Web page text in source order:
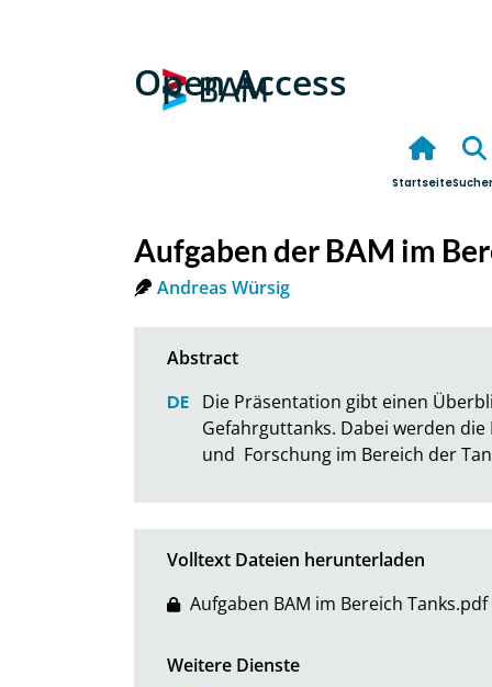
Open Access
Startseite
Aufgaben der BAM im
Andreas Würsig
Die Präsentation gibt einen
Gefahrguttanks. Dabei werden
und  Forschung im Bereich der
Volltext Dateien herunterladen
Aufgaben BAM im Bereich Tanks.pdf
Weitere Dienste